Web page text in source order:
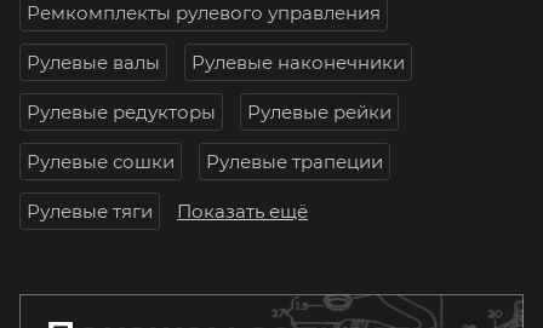
Ремкомплекты рулевого управления
Рулевые валы Рулевые наконечники
Рулевые редукторы Рулевые рейки
Рулевые сошки Рулевые трапеции
Рулевые тяги Показать ещё